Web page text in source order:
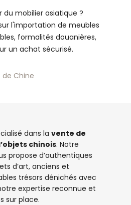
du mobilier asiatique ?
l'importation de meubles
formalités douanières,
un achat sécurisé.
de Chine
dans la vente de
chinois. Notre
propose d’authentiques
d’art, anciens et
trésors dénichés avec
expertise reconnue et
sur place.